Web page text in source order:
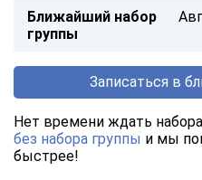
Ближайший набор
группы
Записаться в
Нет времени ждать
без набора группы и мы
быстрее!